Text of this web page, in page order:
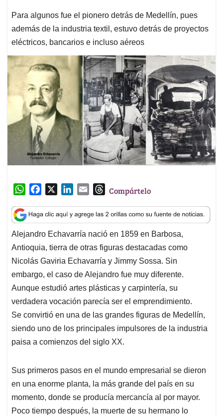
Para algunos fue el pionero detrás de Medellín, pues
además de la industria textil, estuvo detrás de proyectos
eléctricos, bancarios e incluso aéreos
W
a
t
s
A
p
p
c
e
b
o
o
k
n
k
e
d
I
n
a
i
l
T
r
e
a
d
s
Compártelo
Alejandro Echavarría nació en 1859 en Barbosa,
Antioquia, tierra de otras figuras destacadas como
Nicolás Gaviria Echavarría y Jimmy Sossa. Sin
embargo, el caso de Alejandro fue muy diferente.
Aunque estudió artes plásticas y carpintería, su
verdadera vocación parecía ser el emprendimiento.
Se convirtió en una de las grandes figuras de Medellín,
siendo uno de los principales impulsores de la industria
paisa a comienzos del siglo XX.
Sus primeros pasos en el mundo empresarial se dieron
en una enorme planta, la más grande del país en su
momento, donde se producía mercancía al por mayor.
Poco tiempo después, la muerte de su hermano lo